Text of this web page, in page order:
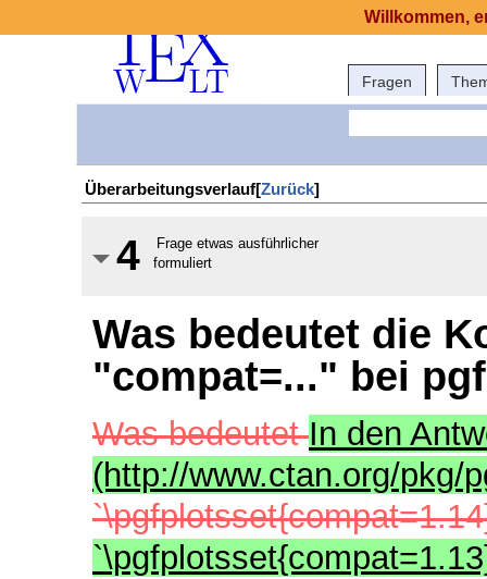
Fragen
Überarbeitungsverlauf[Zurück]
4
Frage etwas ausführlicher
formuliert
Was bedeutet die
"compat=..." bei
Was bedeutetIn den
(http://www.ctan.org/pkg/
Willkommen,